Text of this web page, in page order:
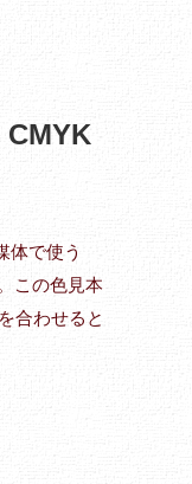
CMYK
体で使う
この色見本
合わせると